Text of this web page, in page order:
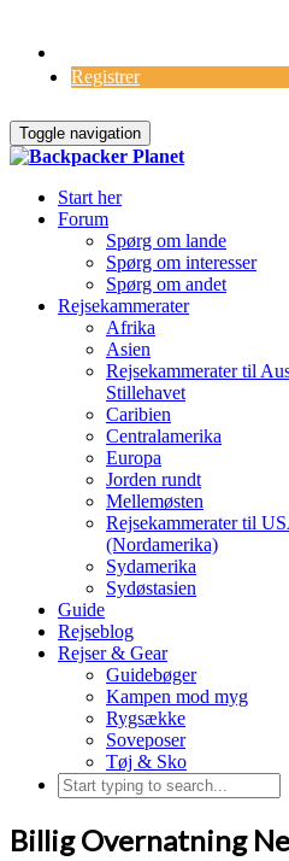
Registrer
Toggle navigation
Start her
Forum
Spørg om lande
Spørg om interesser
Spørg om andet
Rejsekammerater
Afrika
Asien
Rejsekammerater til
Stillehavet
Caribien
Centralamerika
Europa
Jorden rundt
Mellemøsten
Rejsekammerater til
(Nordamerika)
Sydamerika
Sydøstasien
Guide
Rejseblog
Rejser & Gear
Guidebøger
Kampen mod myg
Rygsække
Soveposer
Tøj & Sko
Billig Overnatning